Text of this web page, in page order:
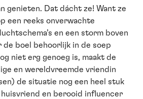
genieten. Dat dácht ze! Want ze
een reeks onverwachte
en een storm boven
de boel behoorlijk in de soep
niet erg genoeg is, maakt de
en wereldvreemde vriendin
de situatie nog een heel stuk
huisvriend en berooid influencer